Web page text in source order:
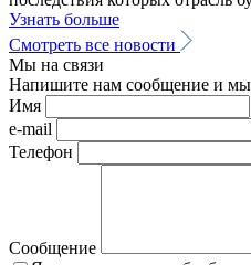
Узнать больше
Смотреть все новости
Мы на связи
Напишите нам сообщение и мы
Имя
e-mail
Телефон
Сообщение